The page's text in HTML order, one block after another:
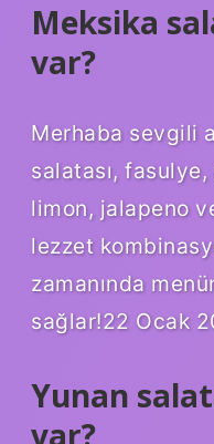
Meksika
var?
Merhaba sevgili
salatası,
limon, jalapeno
lezzet
zamanında
sağlar!22 Ocak
Yunan
var?